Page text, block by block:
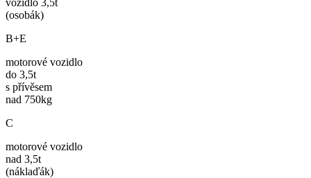
vozidlo 3,5t
(osobák)
B+E
motorové vozidlo
do 3,5t
s přívěsem
nad 750kg
C
motorové vozidlo
nad 3,5t
(náklaďák)